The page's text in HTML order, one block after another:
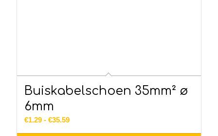
Buiskabelschoen 35mm² ø
6mm
€1.29 - €35.59Prijsklasse: